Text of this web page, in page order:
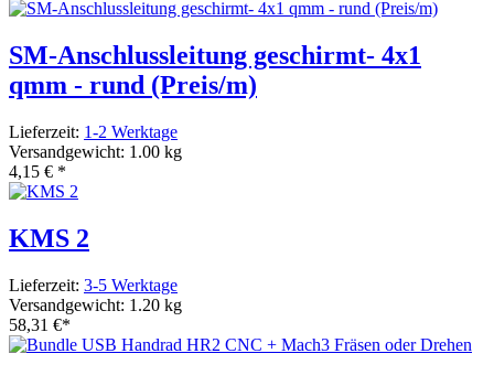
SM-Anschlussleitung geschirmt- 4x1
qmm - rund (Preis/m)
Lieferzeit: 1-2 Werktage
Versandgewicht: 1.00 kg
4,15 € *
KMS 2
Lieferzeit: 3-5 Werktage
Versandgewicht: 1.20 kg
58,31 €*